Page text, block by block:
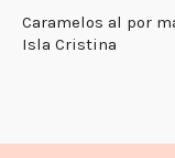
Caramelos al por
Isla Cristina